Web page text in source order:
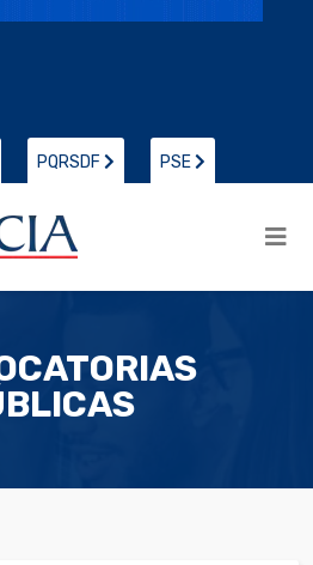
PQRSDF PSE